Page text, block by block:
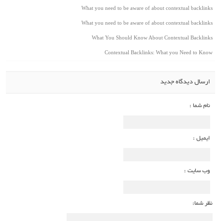
What you need to be aware of about contextual backlinks
What you need to be aware of about contextual backlinks
What You Should Know About Contextual Backlinks
Contextual Backlinks: What you Need to Know
ارسال دیدگاه جدید
نام شما :
ایمیل :
وب سایت :
نظر شما: